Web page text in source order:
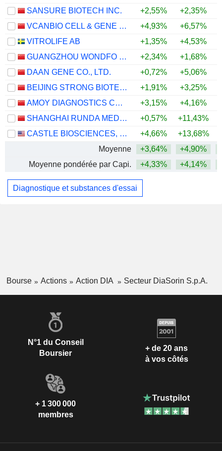
SANSURE BIOTECH INC.
+2,55% +2,35%
VCANBIO CELL & GENE ENGINEERING CORP., LTD
+4,93% +6,57%
VITROLIFE AB
+1,35% +4,53%
GUANGZHOU WONDFO BIOTECH CO.,LTD
+2,34% +1,68%
DAAN GENE CO., LTD.
+0,72% +5,06%
BEIJING STRONG BIOTECHNOLOGIES,INC.
+1,91% +3,25%
AMOY DIAGNOSTICS CO., LTD.
+3,15% +4,16%
SHANGHAI RUNDA MEDICAL TECHNOLOGY CO., LTD.
+0,57% +11,43%
CASTLE BIOSCIENCES, INC.
+4,66% +13,68%
Moyenne
+3,64% +4,90%
Moyenne pondérée par Capi.
+4,33% +4,14%
Diagnostique et substances d'essai
Bourse Actions Action DIA Secteur DiaSorin S.p.A.
N°1 du Conseil
Boursier
+ de 20 ans
à vos côtés
+ 1 300 000
membres